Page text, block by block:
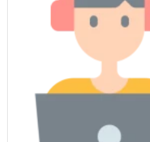
Avustralya
Amerika
Hollanda